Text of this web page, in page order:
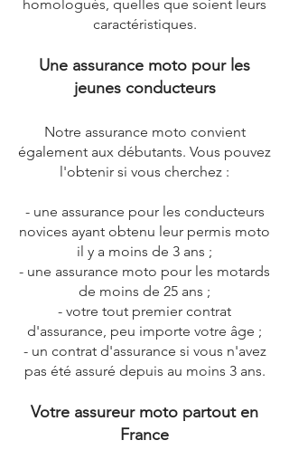
homologués, quelles que soient leurs
caractéristiques.
Une assurance moto pour les
jeunes conducteurs
Notre assurance moto convient
également aux débutants. Vous pouvez
l'obtenir si vous cherchez :
- une assurance pour les conducteurs
novices ayant obtenu leur permis moto
il y a moins de 3 ans ;
- une assurance moto pour les motards
de moins de 25 ans ;
- votre tout premier contrat
d'assurance, peu importe votre âge ;
- un contrat d'assurance si vous n'avez
pas été assuré depuis au moins 3 ans.
Votre assureur moto partout en
France